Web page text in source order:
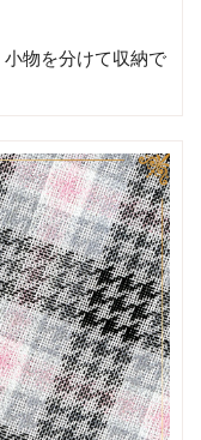
物を分けて収納で